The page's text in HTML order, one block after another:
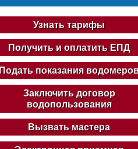
Узнать тарифы
Получить и оплатить ЕПД
Подать показания
Заключить договор
водопользования
Вызвать мастера